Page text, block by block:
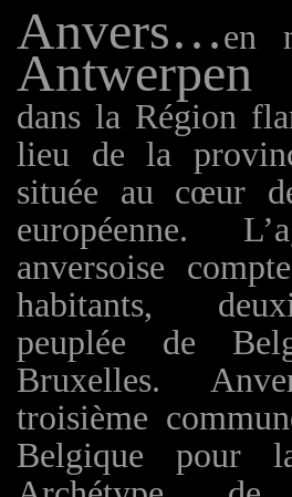
Anvers…en
Antwerpen
dans la Région
lieu de la
située au cœur
européenne.
anversoise
habitants,
peuplée de
Bruxelles.
troisième
Belgique pour